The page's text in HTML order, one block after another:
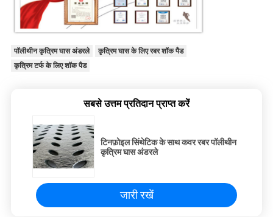
पॉलीथीन कृत्रिम घास अंडरले
कृत्रिम घास के लिए रबर शॉक पैड
कृत्रिम टर्फ के लिए शॉक पैड
सबसे उत्तम प्रतिदान प्राप्त करें
टिनफ़ोइल सिंथेटिक के साथ कवर रबर पॉलीथीन
कृत्रिम घास अंडरले
जारी रखें